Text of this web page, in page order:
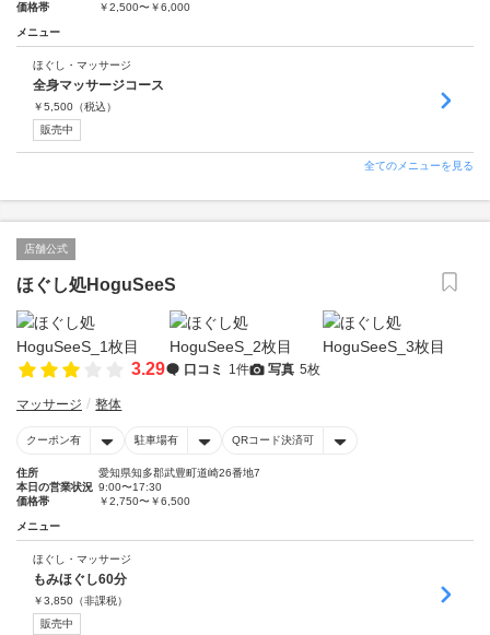
価格帯
￥2,500〜￥6,000
メニュー
ほぐし・マッサージ
全身マッサージコース
￥5,500 （税込）
販売中
全てのメニューを見る
店舗公式
ほぐし処HoguSeeS
3.29 口コミ 1件 写真 5枚
マッサージ 整体
クーポン有 駐車場有 QRコード決済可
住所
愛知県知多郡武豊町道崎26番地7
本日の営業状況 9:00〜17:30
価格帯
￥2,750〜￥6,500
メニュー
ほぐし・マッサージ
もみほぐし60分
￥3,850 （非課税）
販売中